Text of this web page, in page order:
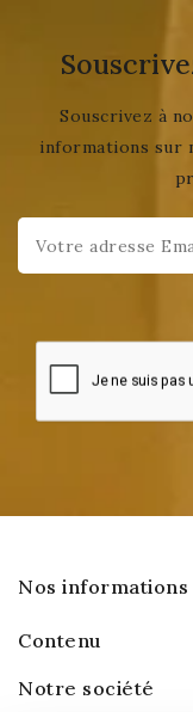
Souscrivez à
informations sur
Nos informations
Contenu
Notre société